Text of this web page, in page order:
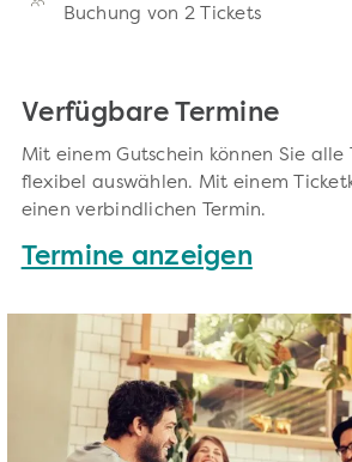
Buchung von 2 Tickets
Verfügbare Termine
Mit einem Gutschein können Sie alle
flexibel auswählen. Mit einem
einen verbindlichen Termin.
Termine anzeigen